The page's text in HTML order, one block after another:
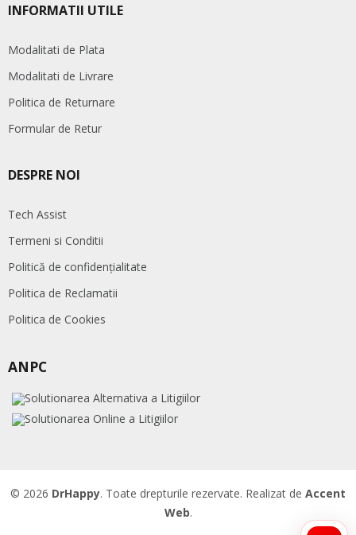
INFORMATII UTILE
Modalitati de Plata
Modalitati de Livrare
Politica de Returnare
Formular de Retur
DESPRE NOI
Tech Assist
Termeni si Conditii
Politică de confidențialitate
Politica de Reclamatii
Politica de Cookies
ANPC
© 2026 DrHappy. Toate drepturile rezervate. Realizat de Accent
Web.